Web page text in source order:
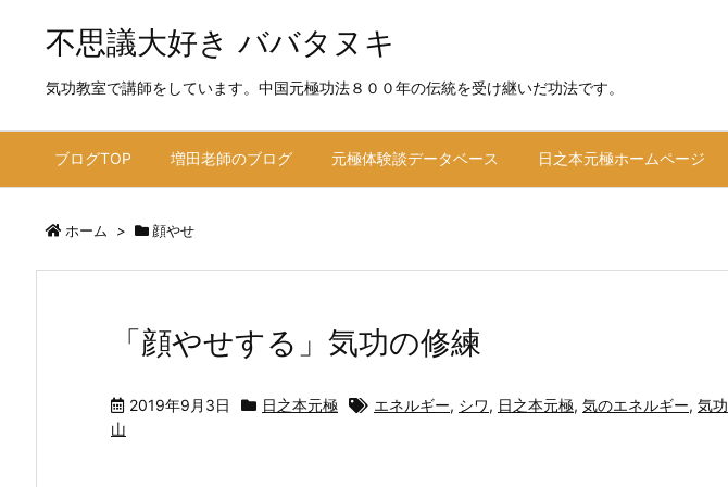
不思議大好き ババタヌキ
気功教室で講師をしています。中国元極功法８００年の伝統を受け継いだ功法です。
ブログTOP 増田老師のブログ 元極体験談データベース 日之本元極ホームページ
ホーム > 顔やせ
「顔やせする」気功の修練
2019年9月3日 日之本元極 エネルギー, シワ, 日之本元極, 気のエネルギー, 気功
山